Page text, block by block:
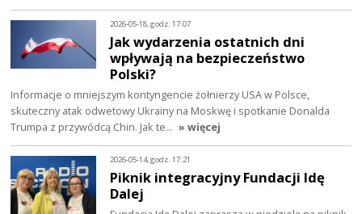
2026-05-18, godz. 17:07
Jak wydarzenia ostatnich dni
wpływają na bezpieczeństwo
Polski?
Informacje o mniejszym kontyngencie żołnierzy USA w Polsce,
skuteczny atak odwetowy Ukrainy na Moskwę i spotkanie Donalda
Trumpa z przywódcą Chin. Jak te… » więcej
2026-05-14, godz. 17:21
Piknik integracyjny Fundacji Idę
Dalej